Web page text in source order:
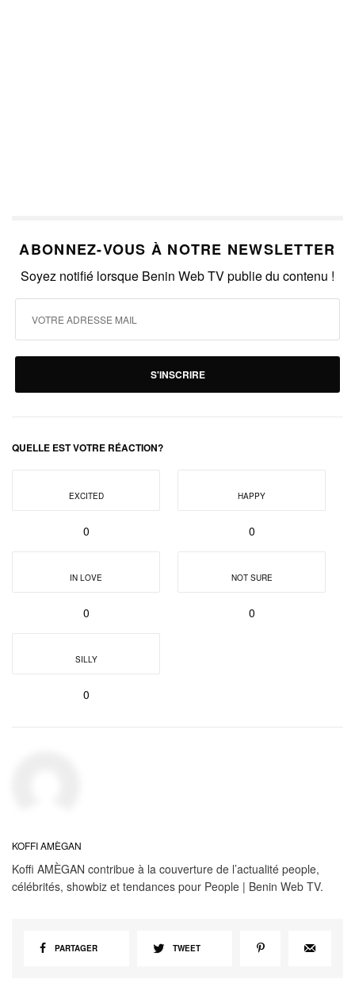
ABONNEZ-VOUS À NOTRE NEWSLETTER
Soyez notifié lorsque Benin Web TV publie du contenu !
S'INSCRIRE
QUELLE EST VOTRE RÉACTION?
EXCITED
0
HAPPY
0
IN LOVE
0
NOT SURE
0
SILLY
0
KOFFI AMÈGAN
Koffi AMÈGAN contribue à la couverture de l’actualité people,
célébrités, showbiz et tendances pour People | Benin Web TV.
PARTAGER TWEET